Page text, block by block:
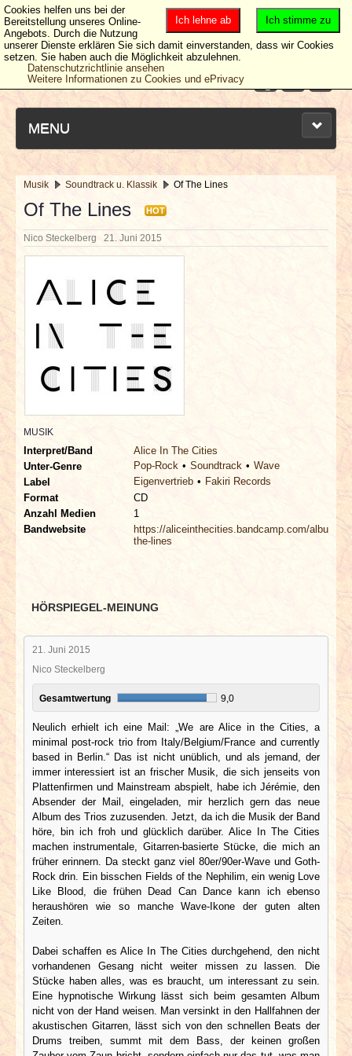
MENU
NEUESTE ARTIKEL
NEWS & DATES
BERICHTE
VERLOSUNGEN
INTERVIEWS
REDAKTION
LINKS
ARCHIV
Musik Soundtrack u. Klassik Of The Lines
Of The Lines HOT
Nico Steckelberg 21. Juni 2015
MUSIK
Interpret/Band
Alice In The Cities
Unter-Genre
Pop-Rock Soundtrack
Wave
Label
Eigenvertrieb
Fakiri Records
Format
CD
Anzahl Medien
1
Bandwebsite
https://aliceinthecities.bandcamp.com/album/of-
the-lines
HÖRSPIEGEL-MEINUNG
21. Juni 2015
Nico Steckelberg
Gesamtwertung 9,0
Neulich erhielt ich eine Mail: „We are Alice in the Cities, a
minimal post-rock trio from Italy/Belgium/France and currently
based in Berlin.“ Das ist nicht unüblich, und als jemand, der
immer interessiert ist an frischer Musik, die sich jenseits von
Plattenfirmen und Mainstream abspielt, habe ich Jérémie, den
Absender der Mail, eingeladen, mir herzlich gern das neue
Album des Trios zuzusenden. Jetzt, da ich die Musik der Band
höre, bin ich froh und glücklich darüber. Alice In The Cities
machen instrumentale, Gitarren-basierte Stücke, die mich an
früher erinnern. Da steckt ganz viel 80er/90er-Wave und Goth-
Rock drin. Ein bisschen Fields of the Nephilim, ein wenig Love
Like Blood, die frühen Dead Can Dance kann ich ebenso
heraushören wie so manche Wave-Ikone der guten alten
Zeiten.
Dabei schaffen es Alice In The Cities durchgehend, den nicht
vorhandenen Gesang nicht weiter missen zu lassen. Die
Stücke haben alles, was es braucht, um interessant zu sein.
Eine hypnotische Wirkung lässt sich beim gesamten Album
nicht von der Hand weisen. Man versinkt in den Hallfahnen der
akustischen Gitarren, lässt sich von den schnellen Beats der
Drums treiben, summt mit dem Bass, der keinen großen
Ich stimme zu
Ich lehne ab
Cookies helfen uns bei der
Bereitstellung unseres Online-
Angebots. Durch die Nutzung
unserer Dienste erklären Sie sich damit einverstanden, dass wir Cookies
setzen. Sie haben auch die Möglichkeit abzulehnen.
Datenschutzrichtlinie ansehen
Weitere Informationen zu Cookies und ePrivacy